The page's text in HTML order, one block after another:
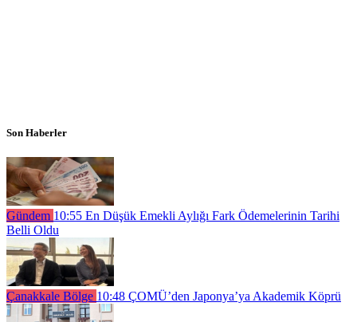
Son Haberler
Gündem 10:55 En Düşük Emekli Aylığı Fark Ödemelerinin Tarihi
Belli Oldu
Çanakkale Bölge 10:48 ÇOMÜ’den Japonya’ya Akademik Köprü